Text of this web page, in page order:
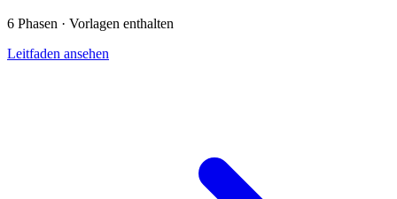
6 Phasen · Vorlagen enthalten
Leitfaden ansehen